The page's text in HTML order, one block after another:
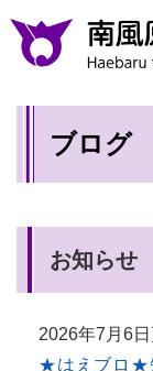
ブログ
お知らせ
2026年7月6
★はえブロ★